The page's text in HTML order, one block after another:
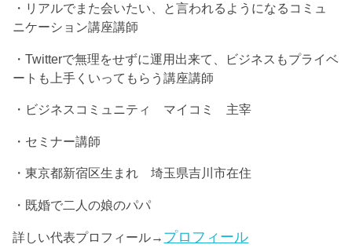
・リアルでまた会いたい、と言われるようになるコミュ
ニケーション講座講師
・Twitterで無理をせずに運用出来て、ビジネスもプライベ
ートも上手くいってもらう講座講師
・ビジネスコミュニティ マイコミ 主宰
・セミナー講師
・東京都新宿区生まれ 埼玉県吉川市在住
・既婚で二人の娘のパパ
詳しい代表プロフィール→ プロフィール